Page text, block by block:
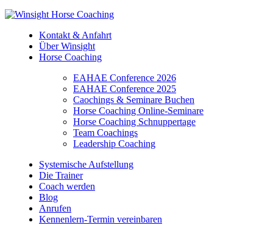
Kontakt & Anfahrt
Über Winsight
Horse Coaching
EAHAE Conference 2026
EAHAE Conference 2025
Caochings & Seminare Buchen
Horse Coaching Online-Seminare
Horse Coaching Schnuppertage
Team Coachings
Leadership Coaching
Systemische Aufstellung
Die Trainer
Coach werden
Blog
Anrufen
Kennenlern-Termin vereinbaren